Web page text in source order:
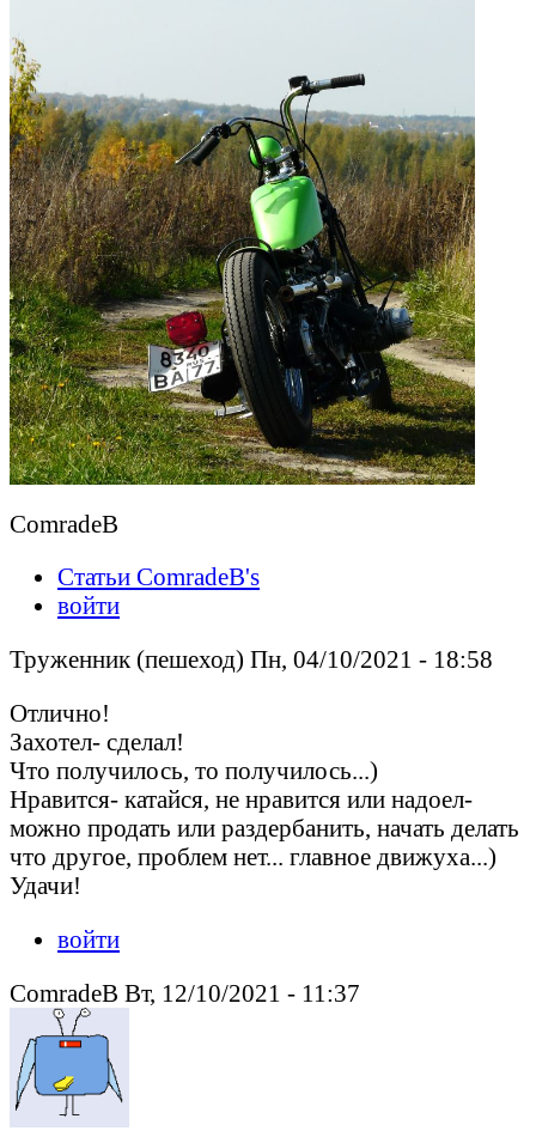
ComradeB
Статьи ComradeB's
войти
Труженник (пешеход) Пн, 04/10/2021 - 18:58
Отлично!
Захотел- сделал!
Что получилось, то получилось...)
Нравится- катайся, не нравится или надоел-
можно продать или раздербанить, начать делать
что другое, проблем нет... главное движуха...)
Удачи!
войти
ComradeB Вт, 12/10/2021 - 11:37